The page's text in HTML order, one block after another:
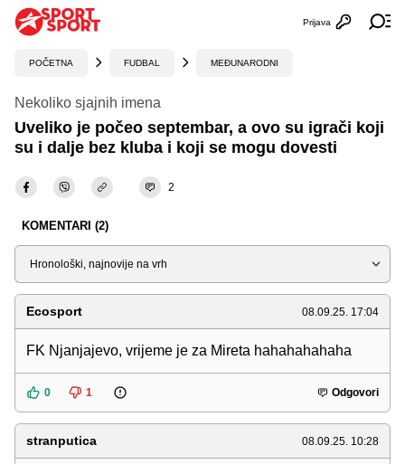
Otvori
Prijava
POČETNA FUDBAL MEĐUNARODNI
Nekoliko sjajnih imena
Uveliko je počeo septembar, a ovo su igrači koji
su i dalje bez kluba i koji se mogu dovesti
2
KOMENTARI (2)
Sortiraj
Ecosport 08.09.25. 17:04
FK Njanjajevo, vrijeme je za Mireta hahahahahaha
0 1 Odgovori
stranputica 08.09.25. 10:28